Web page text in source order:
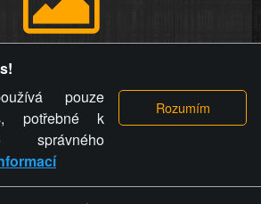
které se toto opatření provozovatele
která umístila fotografii nebo video na
odstranění fotografie, videa nebo
uvedenou okolnost uplatnit vůči
žádný nárok na náhradu škody nebo
nemajetkové újmy.
pouze
potřebné k
správného